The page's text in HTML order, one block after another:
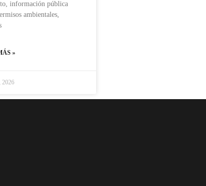
información pública
ambientales,
»
2026